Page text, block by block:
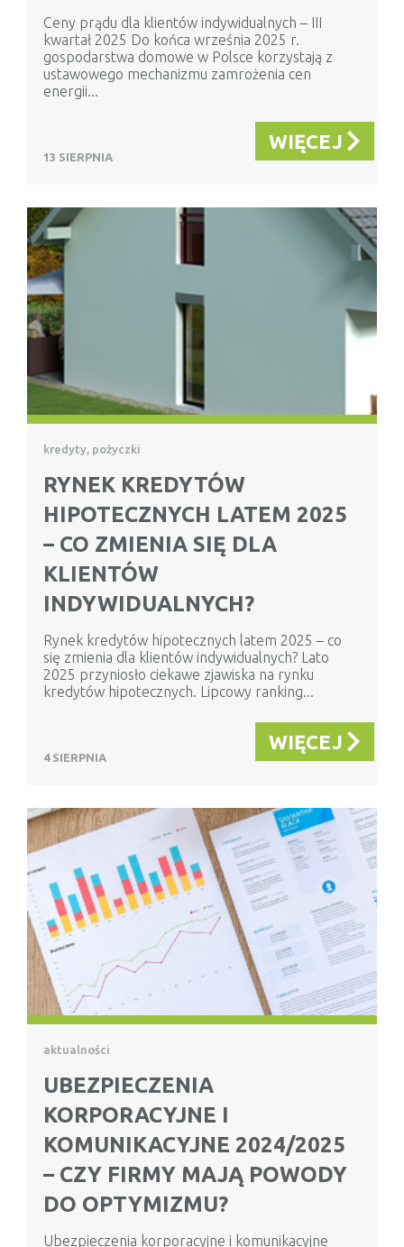
Ceny prądu dla klientów indywidualnych – III
kwartał 2025 Do końca września 2025 r.
gospodarstwa domowe w Polsce korzystają z
ustawowego mechanizmu zamrożenia cen
energii...
13 SIERPNIA
WIĘCEJ
kredyty, pożyczki
RYNEK KREDYTÓW
HIPOTECZNYCH LATEM 2025
– CO ZMIENIA SIĘ DLA
KLIENTÓW
INDYWIDUALNYCH?
Rynek kredytów hipotecznych latem 2025 – co
się zmienia dla klientów indywidualnych? Lato
2025 przyniosło ciekawe zjawiska na rynku
kredytów hipotecznych. Lipcowy ranking...
4 SIERPNIA
WIĘCEJ
aktualności
UBEZPIECZENIA
KORPORACYJNE I
KOMUNIKACYJNE 2024/2025
– CZY FIRMY MAJĄ POWODY
DO OPTYMIZMU?
Ubezpieczenia korporacyjne i komunikacyjne